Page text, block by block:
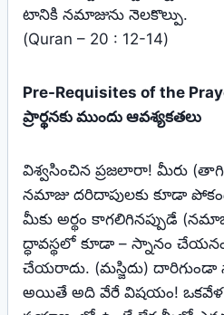
టానికి నమాజును నెలకొల్పు.
(Quran – 20 : 12-14)
Pre-Requisites of the
ప్రార్థనకు ముందు ఆవశ్యకతలు
విశ్వసించిన ప్రజలారా! మీరు
నమాజు దరిదాపులకు కూడా
మీకు అర్థం కాగలిగినప్పుడే
ద్ధావస్థలో కూడా – స్నానం
చేయరాదు. (మస్జిదు)
అయితే అది వేరే విషయం! ఒకవేళ